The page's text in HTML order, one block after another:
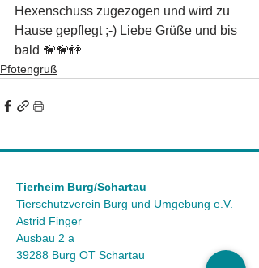
Hexenschuss zugezogen und wird zu
Hause gepflegt ;-) Liebe Grüße und bis
bald 🦮🦮👫
Pfotengruß
Tierheim Burg/Schartau
Tierschutzverein Burg und Umgebung e.V.
Astrid Finger
Ausbau 2 a
39288 Burg OT Schartau